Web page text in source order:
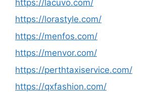
https://lacuvo.com/
https://lorastyle.com/
https://menfos.com/
https://menvor.com/
https://perthtaxiservice.com/
https://qxfashion.com/